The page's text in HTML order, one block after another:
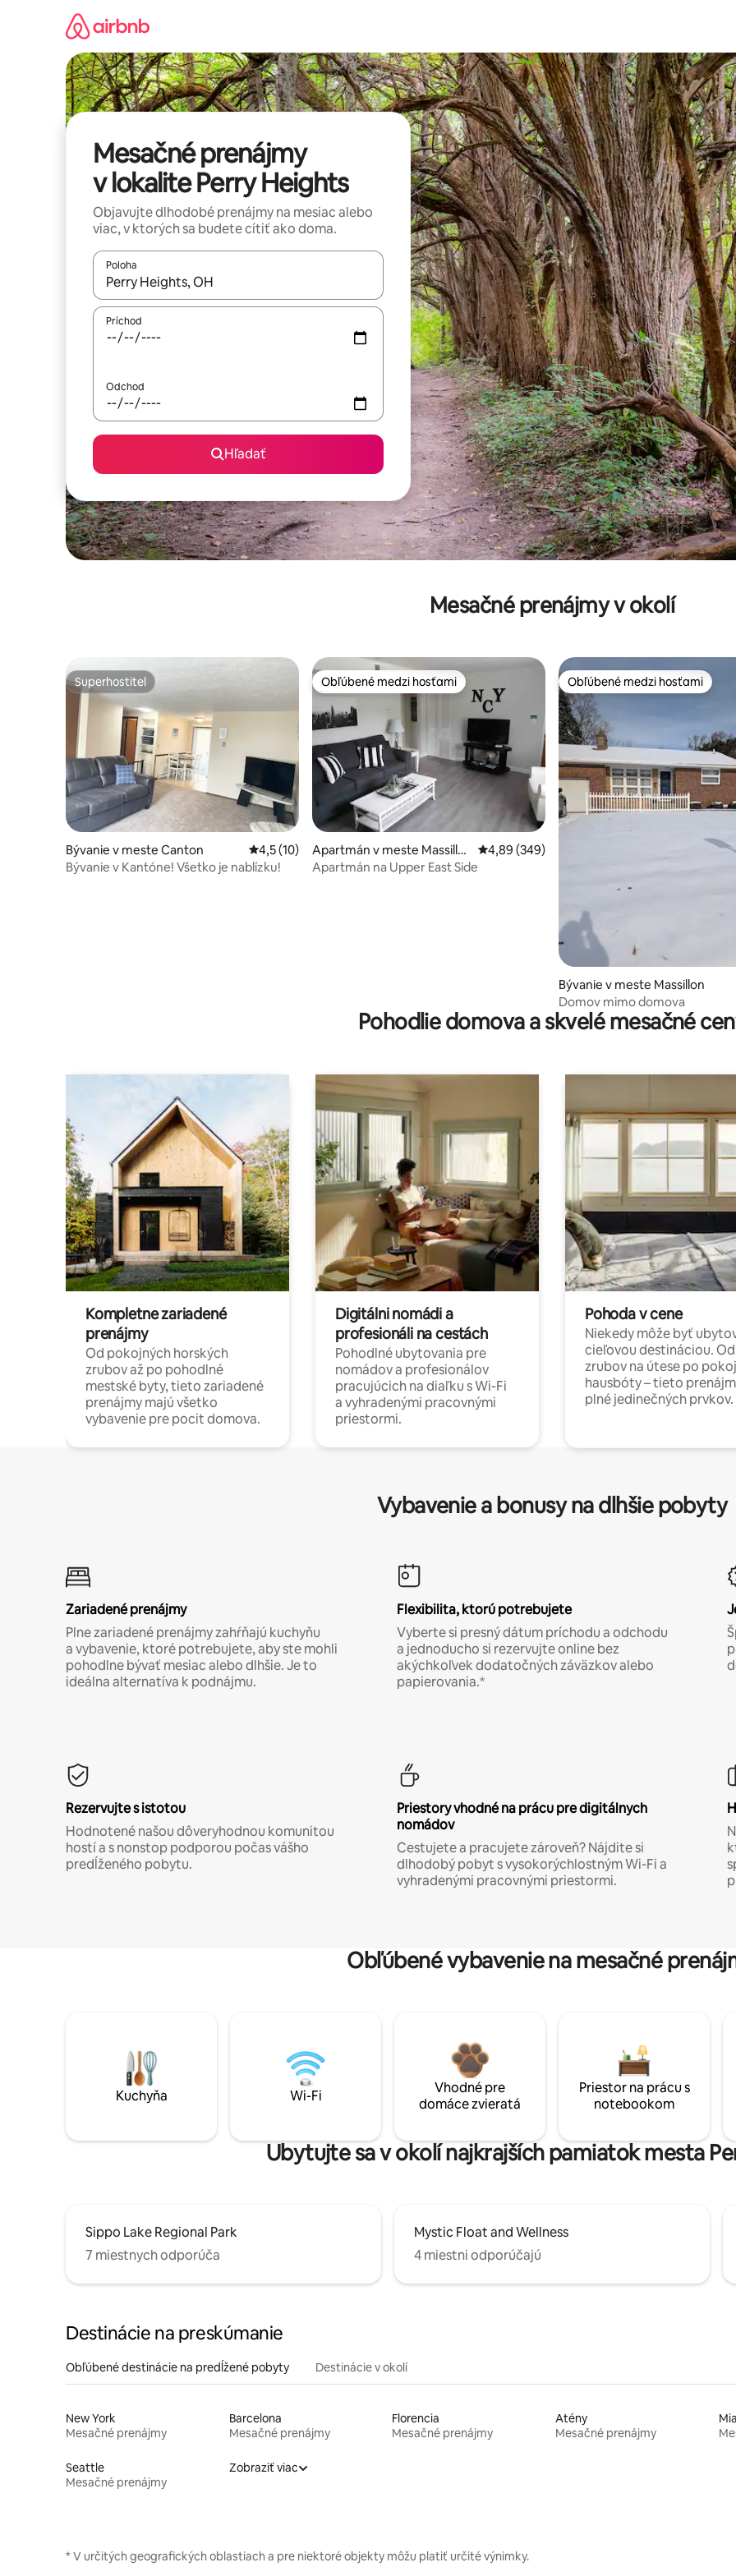
Mesačné prenájmy
v lokalite Perry Heights
Objavujte dlhodobé prenájmy na mesiac alebo
viac, v ktorých sa budete cítiť ako doma.
Poloha
Keď budú výsledky k dispozícii, môžete si ich prechádzať pomocou klávesov so šípkami nahor a nadol alebo ich
Príchod
Odchod
Hľadať
Mesačné prenájmy v okolí
Superhostiteľ
Superhostiteľ
Bývanie v meste Canton Priemerné ohodnotenie 4,5 z 5, počet hodnotení: 10
4,5 (10)
Bývanie v Kantóne! Všetko je nablízku!
Obľúbené medzi hosťami
Obľúbené medzi hosťami
Apartmán v meste Massillo
n
Priemerné ohodnotenie 4,89 z 5, počet
4,89 (349)
Apartmán na Upper East Side
Obľúbené medzi hosťami
Obľúbené medzi hosťami
Bývanie v meste Massillon
Domov mimo domova
Pohodlie domova a skvelé mesačné
Kompletne zariadené
prenájmy
Od pokojných horských
zrubov až po pohodlné
mestské byty, tieto zariadené
prenájmy majú všetko
vybavenie pre pocit domova.
Digitálni nomádi a
profesionáli na cestách
Pohodlné ubytovania pre
nomádov a profesionálov
pracujúcich na diaľku s Wi-Fi
a vyhradenými pracovnými
priestormi.
Pohoda v cene
Niekedy môže byť
cieľovou destináciou. Od
zrubov na útese po
hausbóty – tieto
plné jedinečných prvkov.
Vybavenie a bonusy na dlhšie pobyty
Zariadené prenájmy
Plne zariadené prenájmy zahŕňajú kuchyňu
a vybavenie, ktoré potrebujete, aby ste mohli
pohodlne bývať mesiac alebo dlhšie. Je to
ideálna alternatíva k podnájmu.
Flexibilita, ktorú potrebujete
Vyberte si presný dátum príchodu a odchodu
a jednoducho si rezervujte online bez
akýchkoľvek dodatočných záväzkov alebo
papierovania.*
Rezervujte s istotou
Hodnotené našou dôveryhodnou komunitou
hostí a s nonstop podporou počas vášho
predĺženého pobytu.
Priestory vhodné na prácu pre digitálnych
nomádov
Cestujete a pracujete zároveň? Nájdite si
dlhodobý pobyt s vysokorýchlostným Wi-Fi a
vyhradenými pracovnými priestormi.
Obľúbené vybavenie na mesačné
Kuchyňa Wi-Fi
Vhodné pre
domáce zvieratá
Priestor na prácu s
notebookom
Ubytujte sa v okolí najkrajších pamiatok mesta
Sippo Lake Regional Park
7 miestnych odporúča
Mystic Float and Wellness
4 miestni odporúčajú
Destinácie na preskúmanie
Obľúbené destinácie na predĺžené pobyty Destinácie v okolí
New York
Mesačné prenájmy
Barcelona
Mesačné prenájmy
Florencia
Mesačné prenájmy
Atény
Mesačné prenájmy
Seattle
Mesačné prenájmy
Zobraziť viac
* V určitých geografických oblastiach a pre niektoré objekty môžu platiť určité výnimky.